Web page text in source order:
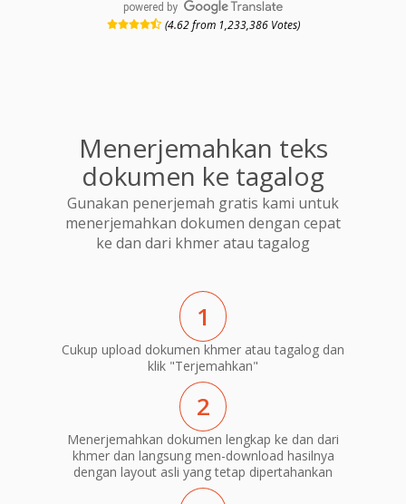
powered by
(4.62 from 1,233,386 Votes)
Menerjemahkan teks
dokumen ke tagalog
Gunakan penerjemah gratis kami untuk
menerjemahkan dokumen dengan cepat
ke dan dari khmer atau tagalog
1
Cukup upload dokumen khmer atau tagalog dan
klik "Terjemahkan"
2
Menerjemahkan dokumen lengkap ke dan dari
khmer dan langsung men-download hasilnya
dengan layout asli yang tetap dipertahankan